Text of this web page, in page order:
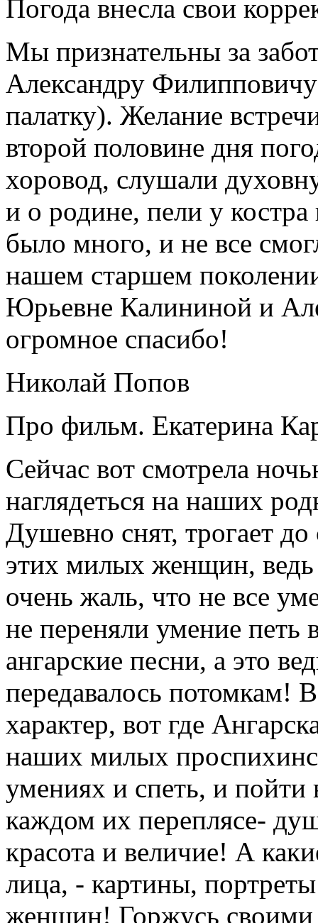
Погода внесла свои
Мы признательны за
Александру
палатку). Желание
второй половине дня
хоровод, слушали
и о родине, пели у
было много, и не все
нашем старшем
Юрьевне Калининой и
огромное спасибо!
Николай Попов
Про фильм. Екатерина
Сейчас вот смотрела
наглядеться на наших
Душевно снят, трогает до
этих милых женщин,
очень жаль, что не все
не переняли умение петь
ангарские песни, а это
передавалось потомкам!
характер, вот где
наших милых
умениях и спеть, и
каждом их переплясе-
красота и величие! А
лица, - картины,
женщин! Горжусь своими